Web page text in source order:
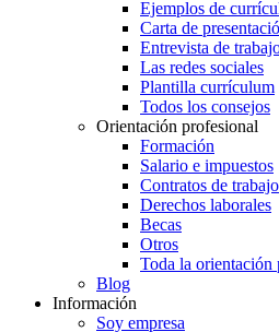
Ejemplos de
Carta de
Entrevista de
Las redes sociales
Plantilla currículum
Todos los consejos
Orientación profesional
Formación
Salario e impuestos
Contratos de trabajo
Derechos laborales
Becas
Otros
Toda la orientación
Blog
Información
Soy empresa